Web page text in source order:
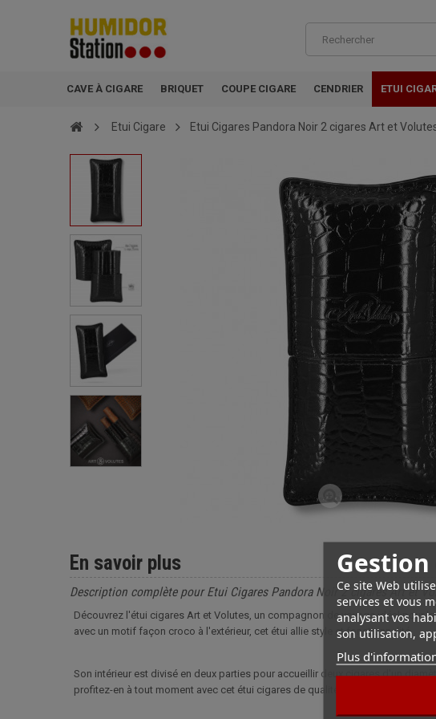
CAVE À CIGARE BRIQUET COUPE CIGARE CENDRIER ETUI
Gestion
Ce site Web
services et vous
analysant vos
son utilisation,
Plus
Etui Cigare Etui Cigares Pandora Noir 2 cigares Art et
En savoir plus
Description complète pour Etui Cigares Pandora Noir 2 cigares Art et
Découvrez l'étui cigares Art et Volutes, un compagnon de voyage idéal pour
avec un motif façon croco à l'extérieur, cet étui allie style et fonctionnalité.
Son intérieur est divisé en deux parties pour accueillir deux cigares d'un
profitez-en à tout moment avec cet étui cigares de qualité.